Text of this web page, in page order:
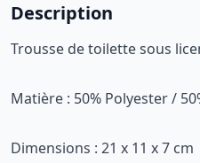
Description
Trousse de toilette sous
Matière : 50% Polyester /
Dimensions : 21 x 11 x 7 cm